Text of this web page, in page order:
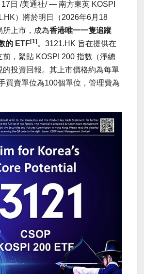
日 /美通社/ — 南方東英 KOSPI
）將於明日（2026年6月18
所上市，成為香港唯一一隻追蹤
的 ETF[1] 。3121.HK 旨在提供在
前，緊貼 KOSPI 200 指數（淨總
的投資回報。其上市價格約為每單
買賣單位為100個單位，管理費為